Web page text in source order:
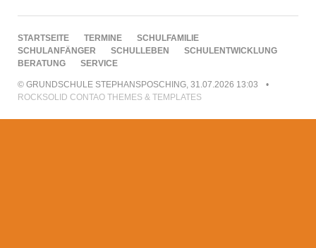
NAVIGATION
ÜBERSPRINGEN
STARTSEITE TERMINE
SCHULFAMILIE
SCHULANFÄNGER
SCHULLEBEN
SCHULENTWICKLUNG
BERATUNG
SERVICE
© GRUNDSCHULE STEPHANSPOSCHING, 31.07.2026 13:03
ROCKSOLID CONTAO THEMES & TEMPLATES